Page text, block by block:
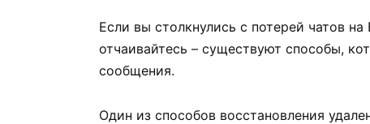
Если вы столкнулись с потерей чатов
отчаивайтесь – существуют способы,
сообщения.
Один из способов восстановления